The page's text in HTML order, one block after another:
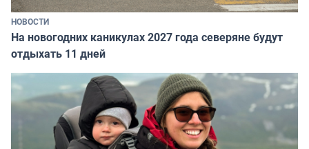
НОВОСТИ
На новогодних каникулах 2027 года северяне будут
отдыхать 11 дней